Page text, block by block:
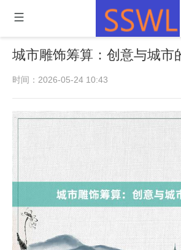
城市雕饰筹算：创意与城市
时间：2026-05-24 10:43